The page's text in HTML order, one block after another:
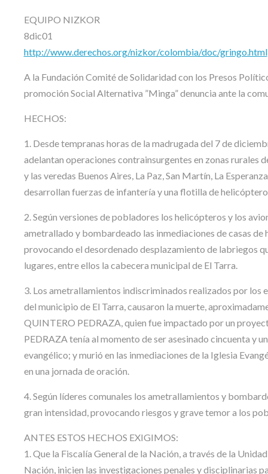
EQUIPO NIZKOR
8dic01
http://www.derechos.org/nizkor/colombia/doc/gringo.html
A la Fundación Comité de Solidaridad con los Presos
promoción Social Alternativa ”Minga” denuncia ante la
HECHOS:
1. Desde tempranas horas de la madrugada del 7 de
adelantan operaciones contrainsurgentes en zonas rurales
y las veredas Buenos Aires, La Paz, San Martín, La
desarrollan fuerzas de infantería y una flotilla de
2. Según versiones de pobladores los helicópteros y los
ametrallado y bombardeado las inmediaciones de casas
provocando el desordenado desplazamiento de labriegos
lugares, entre ellos la cabecera municipal de El Tarra.
3. Los ametrallamientos indiscriminados realizados por los
del municipio de El Tarra, causaron la muerte,
QUINTERO PEDRAZA, quien fue impactado por un
PEDRAZA tenía al momento de ser asesinado cincuenta y
evangélico; y murió en las inmediaciones de la Iglesia
en una jornada de oración.
4. Según líderes comunales los ametrallamientos y
gran intensidad, provocando riesgos y grave temor a los
ANTES ESTOS HECHOS EXIGIMOS:
1. Que la Fiscalía General de la Nación, a través de la
Nación, inicien las investigaciones penales y disciplinarias